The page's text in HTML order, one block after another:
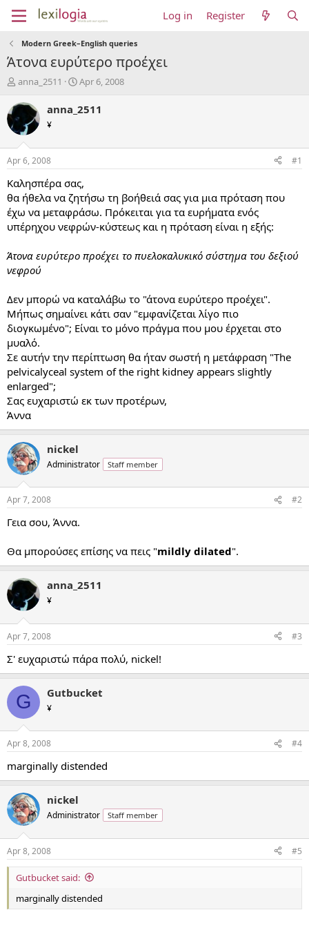
Log in Register
Modern Greek–English queries
Άτονα ευρύτερο προέχει
T
r
e
a
d
t
a
t
e
r
anna_2511
S
a
t
e
Apr 6, 2008
anna_2511
¥
Apr 6, 2008 #1
Καλησπέρα σας,
θα ήθελα να ζητήσω τη βοήθειά σας για μια πρόταση που
έχω να μεταφράσω. Πρόκειται για τα ευρήματα ενός
υπέρηχου νεφρών-κύστεως και η πρόταση είναι η εξής:
Άτονα ευρύτερο προέχει το πυελοκαλυκικό σύστημα του δεξιού
νεφρού
Δεν μπορώ να καταλάβω το "άτονα ευρύτερο προέχει".
Μήπως σημαίνει κάτι σαν "εμφανίζεται λίγο πιο
διογκωμένο"; Είναι το μόνο πράγμα που μου έρχεται στο
μυαλό.
Σε αυτήν την περίπτωση θα ήταν σωστή η μετάφραση "The
pelvicalyceal system of the right kidney appears slightly
enlarged";
Σας ευχαριστώ εκ των προτέρων,
Άννα
nickel
Administrator Staff member
Apr 7, 2008 #2
Γεια σου, Άννα.
Θα μπορούσες επίσης να πεις "mildly dilated".
anna_2511
¥
Apr 7, 2008 #3
Σ' ευχαριστώ πάρα πολύ, nickel!
G Gutbucket
¥
Apr 8, 2008 #4
marginally distended
nickel
Administrator Staff member
Apr 8, 2008 #5
Gutbucket said:
marginally distended